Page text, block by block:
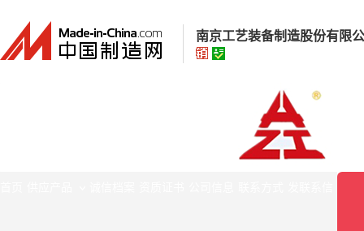
南京工艺装备制造股份有限
南京工艺装备制造股份有限
经营模式：生产制造